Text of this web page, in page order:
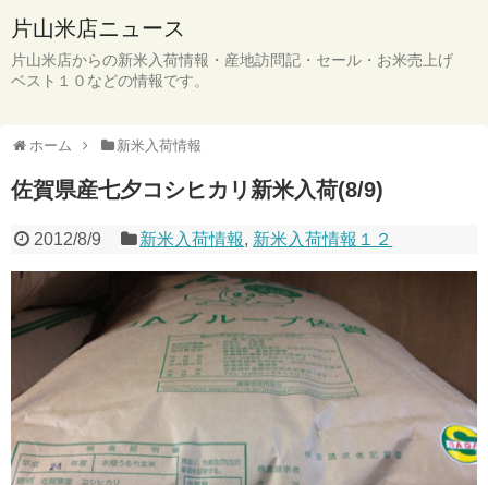
片山米店ニュース
片山米店からの新米入荷情報・産地訪問記・セール・お米売上げ
ベスト１０などの情報です。
ホーム 新米入荷情報
佐賀県産七夕コシヒカリ新米入荷(8/9)
2012/8/9 新米入荷情報, 新米入荷情報１２